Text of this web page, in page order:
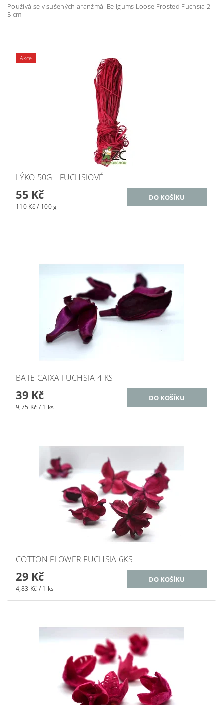
Používá se v sušených aranžmá. Bellgums Loose Frosted Fuchsia 2-
5 cm
Akce
LÝKO 50G - FUCHSIOVÉ
55 Kč
110 Kč / 100 g
BATE CAIXA FUCHSIA 4 KS
39 Kč
9,75 Kč / 1 ks
COTTON FLOWER FUCHSIA 6KS
29 Kč
4,83 Kč / 1 ks